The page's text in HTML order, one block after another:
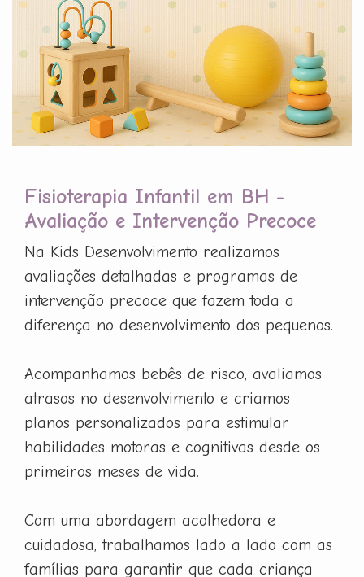
Fisioterapia Infantil em BH -
Avaliação e Intervenção Precoce
Na Kids Desenvolvimento realizamos
avaliações detalhadas e programas de
intervenção precoce que fazem toda a
diferença no desenvolvimento dos pequenos.
Acompanhamos bebês de risco, avaliamos
atrasos no desenvolvimento e criamos
planos personalizados para estimular
habilidades motoras e cognitivas desde os
primeiros meses de vida.
Com uma abordagem acolhedora e
cuidadosa, trabalhamos lado a lado com as
famílias para garantir que cada criança